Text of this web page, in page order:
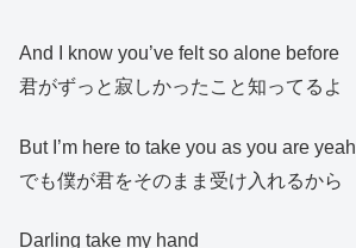
And I know you’ve felt so alone before
君がずっと寂しかったこと知ってるよ
But I’m here to take you as you are yeah
でも僕が君をそのまま受け入れるから
Darling take my hand